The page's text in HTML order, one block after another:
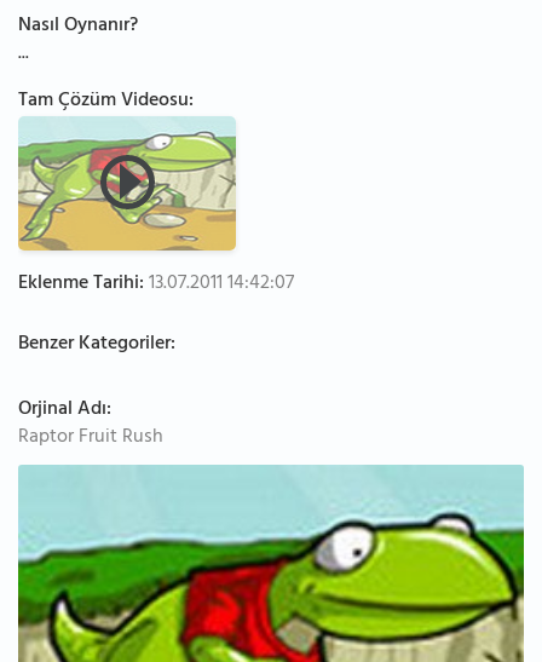
Nasıl Oynanır?
...
Tam Çözüm Videosu:
Eklenme Tarihi:13.07.2011 14:42:07
Benzer Kategoriler:
Orjinal Adı:
Raptor Fruit Rush